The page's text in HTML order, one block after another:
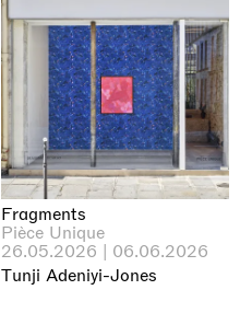
Fragments
Pièce Unique
26.05.2026 | 06.06.2026
Tunji Adeniyi-Jones